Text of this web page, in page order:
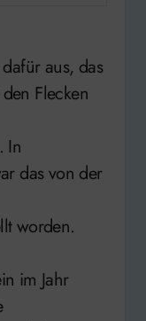
aus, das
Flecken
In
das von der
worden.
im Jahr